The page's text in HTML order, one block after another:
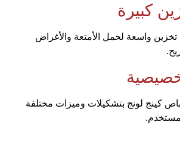
كبيرة
واسعة لحمل الأمتعة والأغراض
كينج لونج بتشكيلات وميزات مختلفة